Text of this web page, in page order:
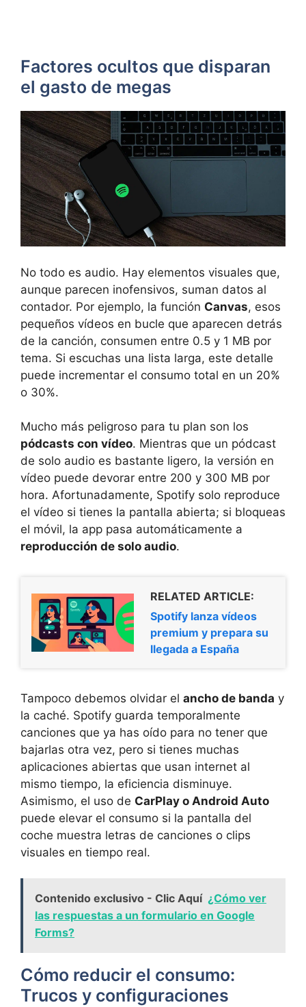
Factores ocultos que disparan
el gasto de megas
No todo es audio. Hay elementos visuales que,
aunque parecen inofensivos, suman datos al
contador. Por ejemplo, la función Canvas, esos
pequeños vídeos en bucle que aparecen detrás
de la canción, consumen entre 0.5 y 1 MB por
tema. Si escuchas una lista larga, este detalle
puede incrementar el consumo total en un 20%
o 30%.
Mucho más peligroso para tu plan son los
pódcasts con vídeo. Mientras que un pódcast
de solo audio es bastante ligero, la versión en
vídeo puede devorar entre 200 y 300 MB por
hora. Afortunadamente, Spotify solo reproduce
el vídeo si tienes la pantalla abierta; si bloqueas
el móvil, la app pasa automáticamente a
reproducción de solo audio.
RELATED ARTICLE:
Spotify lanza vídeos
premium y prepara su
llegada a España
Tampoco debemos olvidar el ancho de banda y
la caché. Spotify guarda temporalmente
canciones que ya has oído para no tener que
bajarlas otra vez, pero si tienes muchas
aplicaciones abiertas que usan internet al
mismo tiempo, la eficiencia disminuye.
Asimismo, el uso de CarPlay o Android Auto
puede elevar el consumo si la pantalla del
coche muestra letras de canciones o clips
visuales en tiempo real.
Contenido exclusivo - Clic Aquí ¿Cómo ver
las respuestas a un formulario en Google
Forms?
Cómo reducir el consumo:
Trucos y configuraciones